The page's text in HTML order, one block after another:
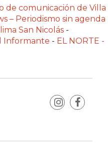
de comunicación de Villa
– Periodismo sin agenda
San Nicolás -
Informante - EL NORTE -